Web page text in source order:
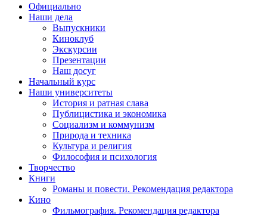
Официально
Наши дела
Выпускники
Киноклуб
Экскурсии
Презентации
Наш досуг
Начальный курс
Наши университеты
История и ратная слава
Публицистика и экономика
Социализм и коммунизм
Природа и техника
Культура и религия
Философия и психология
Творчество
Книги
Романы и повести. Рекомендация редактора
Кино
Фильмография. Рекомендация редактора